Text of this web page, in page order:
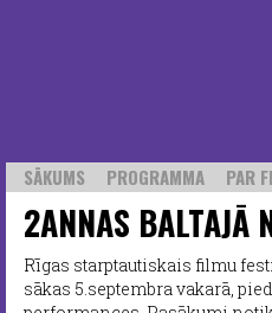
SĀKUMS PROGRAMMA PAR
2ANNAS BALTAJĀ
Rīgas starptautiskais filmu
sākas 5.septembra vakarā,